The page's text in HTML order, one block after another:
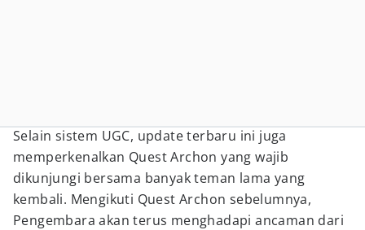
Selain sistem UGC, update terbaru ini juga
memperkenalkan Quest Archon yang wajib
dikunjungi bersama banyak teman lama yang
kembali. Mengikuti Quest Archon sebelumnya,
Pengembara akan terus menghadapi ancaman dari